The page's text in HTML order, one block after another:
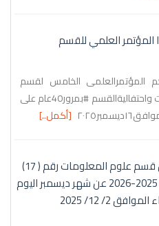
المؤتمر العلمي للقسم
المؤتمرالعلمى الخامس لقسم
علوم المعلومات واحتفاليةالقسم #بمرور40عام على
[أكمل..]
انعقاد مجلس قسم علوم المعلومات رقم ( 17)
للعام الجامعي 2025-2026 عن شهر ديسمبر اليوم
2/ 12/ 2025